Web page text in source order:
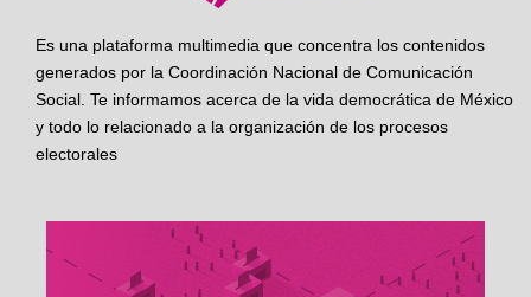
Es una plataforma multimedia que concentra los contenidos
generados por la Coordinación Nacional de Comunicación
Social. Te informamos acerca de la vida democrática de México
y todo lo relacionado a la organización de los procesos
electorales